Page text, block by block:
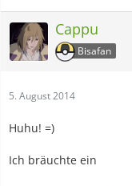
Cappu
Bisafan
5. August 2014
Huhu! =)
Ich bräuchte ein